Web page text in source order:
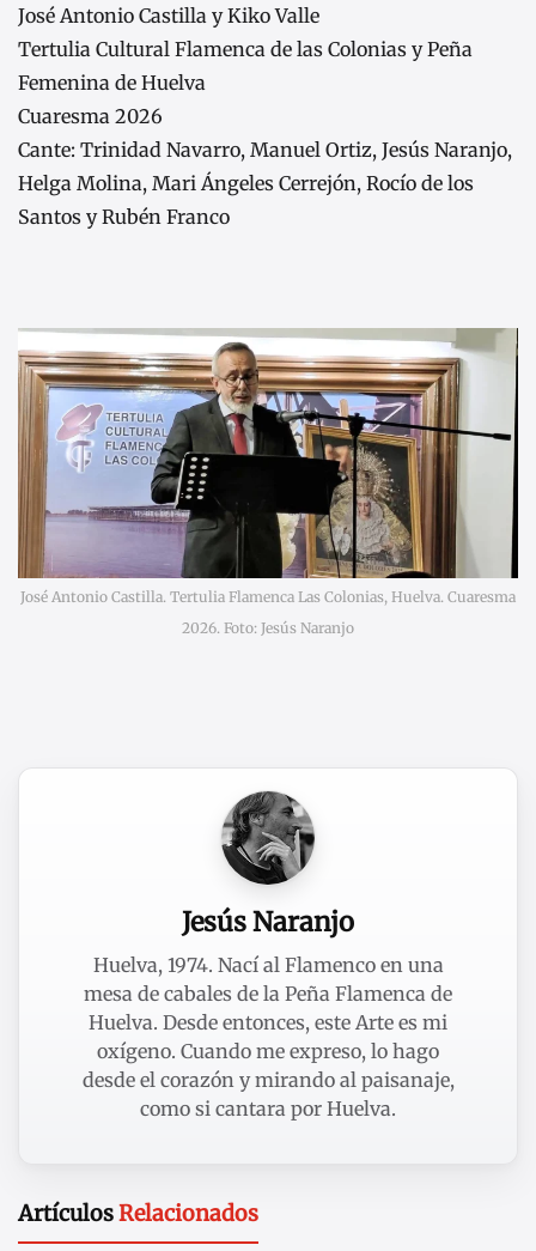
José Antonio Castilla y Kiko Valle
Tertulia Cultural Flamenca de las Colonias y Peña
Femenina de Huelva
Cuaresma 2026
Cante: Trinidad Navarro, Manuel Ortiz, Jesús Naranjo,
Helga Molina, Mari Ángeles Cerrejón, Rocío de los
Santos y Rubén Franco
José Antonio Castilla. Tertulia Flamenca Las Colonias, Huelva. Cuaresma
2026. Foto: Jesús Naranjo
Jesús Naranjo
Huelva, 1974. Nací al Flamenco en una
mesa de cabales de la Peña Flamenca de
Huelva. Desde entonces, este Arte es mi
oxígeno. Cuando me expreso, lo hago
desde el corazón y mirando al paisanaje,
como si cantara por Huelva.
ArtículosRelacionados